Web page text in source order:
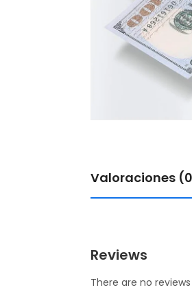
Valoraciones
Reviews
There are no